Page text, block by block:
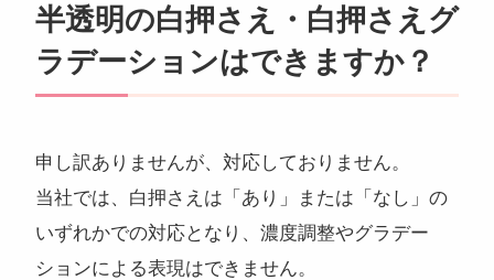
製作実績
よくある質問
コラム
お問い合わせ
半透明の白押さえ・白押さえグ
ラデーションはできますか？
申し訳ありませんが、対応しておりません。
当社では、白押さえは「あり」または「なし」の
いずれかでの対応となり、濃度調整やグラデー
ションによる表現はできません。